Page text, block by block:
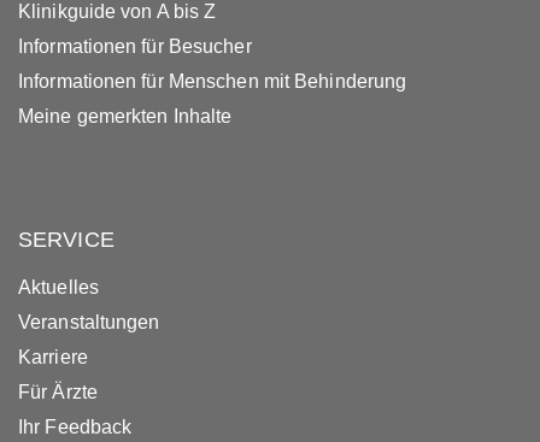
Klinikguide von A bis Z
Informationen für Besucher
Informationen für Menschen mit Behinderung
Meine gemerkten Inhalte
SERVICE
Aktuelles
Veranstaltungen
Karriere
Für Ärzte
Ihr Feedback